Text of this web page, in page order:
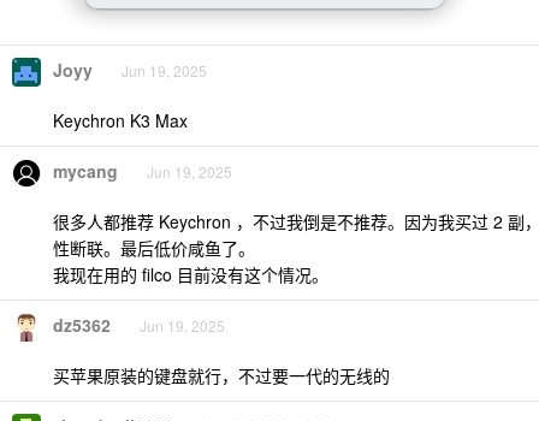
Joyy Jun 19, 2025
Keychron K3 Max
mycang Jun 19, 2025
很多人都推荐 Keychron ，不过我倒是不推荐。因为我买过 2 副
性断联。最后低价咸鱼了。
我现在用的 filco 目前没有这个情况。
dz5362 Jun 19, 2025
买苹果原装的键盘就行，不过要一代的无线的